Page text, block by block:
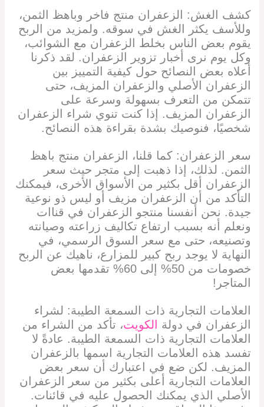
كشف الغش: الزعفران منتج فاخر وباهظ الثمن،
وللأسف يكثر الغش في سوقه. ولمزيد من الربح
يقوم بعض الناس بخلط الزعفران مع الشوائب،
وكل يوم نرى أخبار تزوير الزعفران. لقد ذكرنا
أعلاه بعض النصائح حول كيفية التمييز بين
الزعفران الأصلي والزعفران المزيف، حتى
تتمكن من التعرف بسهولة وسرعة على
الزعفران المزيف. إذا كنت تنوي شراء الزعفران
شخصيًا، فنوصيك بشدة بقراءة هذه النصائح.
سعر الزعفران: كما قلنا، الزعفران منتج باهظ
الثمن. لذلك، إذا ذهبت إلى متجر حيث سعر
الزعفران أقل بكثير من الأسواق الأخرى، فيمكنك
التأكد من أن الزعفران مزيف أو ليس ذو نوعية
جيدة. نحن أنفسنا منتجو الزعفران في قناات
ونعلم أنه بسبب ارتفاع تكاليف زراعته وصيانته
وتصنيعه، حتى مع سعر السوق الرسمي، في
النهاية لا يوجد ربح كبير للمزارع، ناهيك عن الربح
خصومات من 50% إلى 60% تقدمها بعض
المتاجر!
العلامات التجارية ذات السمعة الطيبة: لشراء
الزعفران في دولة
الكويت، تأكد من الشراء من
العلامات التجارية ذات السمعة الطيبة. عادةً لا
تفسد هذه العلامات التجارية اسمها بالزعفران
المزيف. لكن ضع في اعتبارك أن سعر بعض
العلامات التجارية أعلى بكثير من سعر الزعفران
الأصلي الذي يمكنك الحصول عليه في قائنات.